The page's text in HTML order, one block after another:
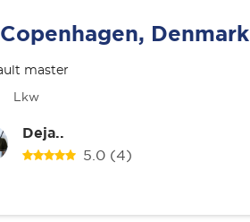
Copenhagen, Denmark
master
Lkw
Deja..
5.0 (4)